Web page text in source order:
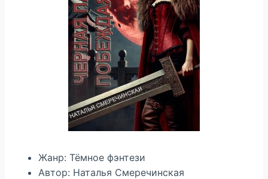
Жанр: Тёмное фэнтези
Автор: Наталья Смеречинская